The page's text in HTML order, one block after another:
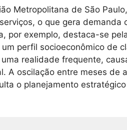
Metropolitana de São
o que gera demanda
por exemplo, destaca-se
perfil socioeconômico de
realidade frequente,
A oscilação entre meses de
o planejamento